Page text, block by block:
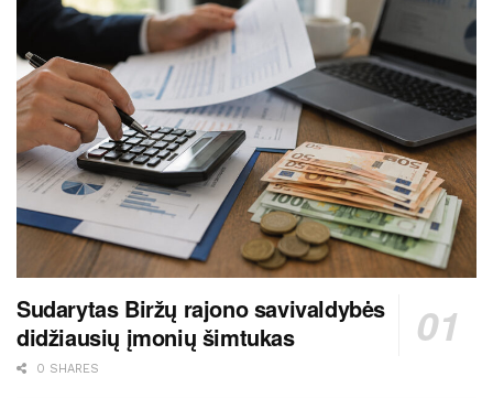
Sudarytas Biržų rajono savivaldybės
didžiausių įmonių šimtukas
0 SHARES